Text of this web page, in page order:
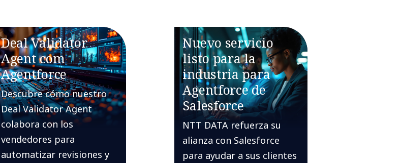
Deal Validator
Agent com
Agentforce
Descubre cómo nuestro
Deal Validator Agent
colabora con los
vendedores para
automatizar revisiones y
Nuevo servicio
listo para la
industria para
Agentforce de
Salesforce
NTT DATA refuerza su
alianza con Salesforce
para ayudar a sus clientes